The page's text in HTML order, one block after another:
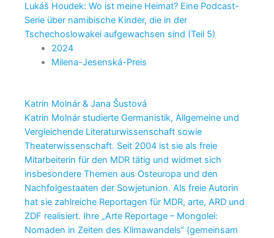
Lukáš Houdek: Wo ist meine Heimat? Eine Podcast-
Serie über namibische Kinder, die in der
Tschechoslowakei aufgewachsen sind (Teil 5)
2024
Milena-Jesenská-Preis
Katrin Molnár & Jana Šustová
Katrin Molnár studierte Germanistik, Allgemeine und
Vergleichende Literaturwissenschaft sowie
Theaterwissenschaft. Seit 2004 ist sie als freie
Mitarbeiterin für den MDR tätig und widmet sich
insbesondere Themen aus Osteuropa und den
Nachfolgestaaten der Sowjetunion. Als freie Autorin
hat sie zahlreiche Reportagen für MDR, arte, ARD und
ZDF realisiert. Ihre „Arte Reportage – Mongolei:
Nomaden in Zeiten des Klimawandels“ (gemeinsam